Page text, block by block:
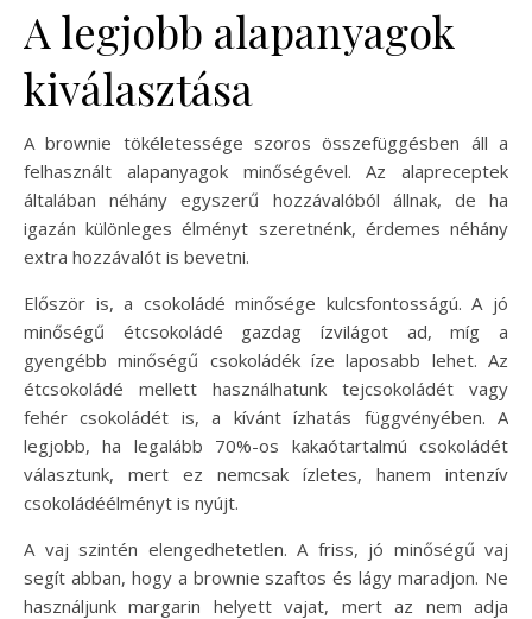
A legjobb alapanyagok
kiválasztása
A brownie tökéletessége szoros összefüggésben áll a
felhasznált alapanyagok minőségével. Az alapreceptek
általában néhány egyszerű hozzávalóból állnak, de ha
igazán különleges élményt szeretnénk, érdemes néhány
extra hozzávalót is bevetni.
Először is, a csokoládé minősége kulcsfontosságú. A jó
minőségű étcsokoládé gazdag ízvilágot ad, míg a
gyengébb minőségű csokoládék íze laposabb lehet. Az
étcsokoládé mellett használhatunk tejcsokoládét vagy
fehér csokoládét is, a kívánt ízhatás függvényében. A
legjobb, ha legalább 70%-os kakaótartalmú csokoládét
választunk, mert ez nemcsak ízletes, hanem intenzív
csokoládéélményt is nyújt.
A vaj szintén elengedhetetlen. A friss, jó minőségű vaj
segít abban, hogy a brownie szaftos és lágy maradjon. Ne
használjunk margarin helyett vajat, mert az nem adja